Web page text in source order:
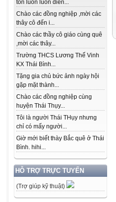
tồn luôn luôn diễn...
Chào các đồng nghiệp ,mời các
thây cô đến i...
Chào các thầy cô giáo cùng quê
,mời các thây...
Trường THCS Lương Thế Vinh
KX Thái Bình...
Tặng gia chủ bức ảnh ngày hội
gặp mặt thành...
Chào các đồng nghiệp cùng
huyện Thái Thụy...
Tôi là người Thái THụy nhưng
chỉ có mấy người...
Giờ mới biết thày Bắc quê ở Thái
Bình. hihi...
HỖ TRỢ TRỰC TUYẾN
(Trợ giúp kỹ thuật)